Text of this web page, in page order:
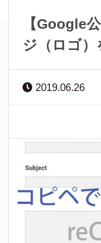
【Google
ジ（ロゴ
2019.06.26